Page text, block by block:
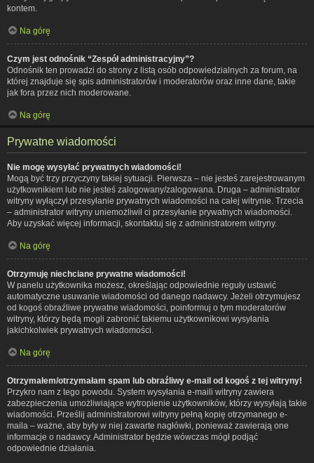
kontem.
Na górę
Czym jest odnośnik “Zespół administracyjny”?
Odnośnik ten prowadzi do strony z listą osób odpowiedzialnych za forum, na
której znajduje się spis administratorów i moderatorów oraz inne dane, takie
jak fora przez nich moderowane.
Na górę
Prywatne wiadomości
Nie mogę wysyłać prywatnych wiadomości!
Mogą być trzy przyczyny takiej sytuacji. Pierwsza – nie jesteś zarejestrowanym
użytkownikiem lub nie jesteś zalogowany/zalogowana. Druga – administrator
witryny wyłączył przesyłanie prywatnych wiadomości na całej witrynie. Trzecia
– administrator witryny uniemożliwił ci przesyłanie prywatnych wiadomości.
Aby uzyskać więcej informacji, skontaktuj się z administratorem witryny.
Na górę
Otrzymuję niechciane prywatne wiadomości!
W panelu użytkownika możesz, określając odpowiednie reguły ustawić
automatyczne usuwanie wiadomości od danego nadawcy. Jeżeli otrzymujesz
od kogoś obraźliwe prywatne wiadomości, poinformuj o tym moderatorów
witryny, którzy będą mogli zabronić takiemu użytkownikowi wysyłania
jakichkolwiek prywatnych wiadomości.
Na górę
Otrzymałem/otrzymałam spam lub obraźliwy e-mail od kogoś z tej witryny!
Przykro nam z tego powodu. System wysyłania e-maili witryny zawiera
zabezpieczenia umożliwiające wytropienie użytkowników, którzy wysyłają takie
wiadomości. Prześlij administratorowi witryny pełną kopię otrzymanego e-
maila – ważne, aby były w niej zawarte nagłówki, ponieważ zawierają one
informacje o nadawcy. Administrator będzie wówczas mógł podjąć
odpowiednie działania.